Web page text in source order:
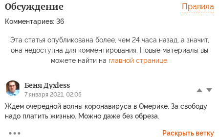
Обсуждение
Комментариев: 36
Правила
Эта статья опубликована более, чем 24 часа назад, а значит,
она недоступна для комментирования. Новые материалы вы
можете найти на главной странице.
Беня Духless
7 января 2021, 02:05
Ждем очередной волны коронавируса в Омерике. За свободу
надо платить жизнью. Можно даже без обреза.
Раскрыть ветку